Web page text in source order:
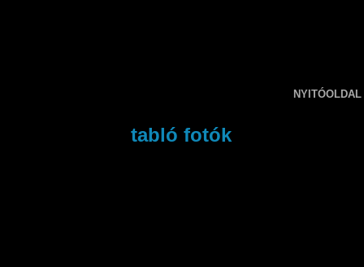
NYITÓOLDAL
tabló fotók